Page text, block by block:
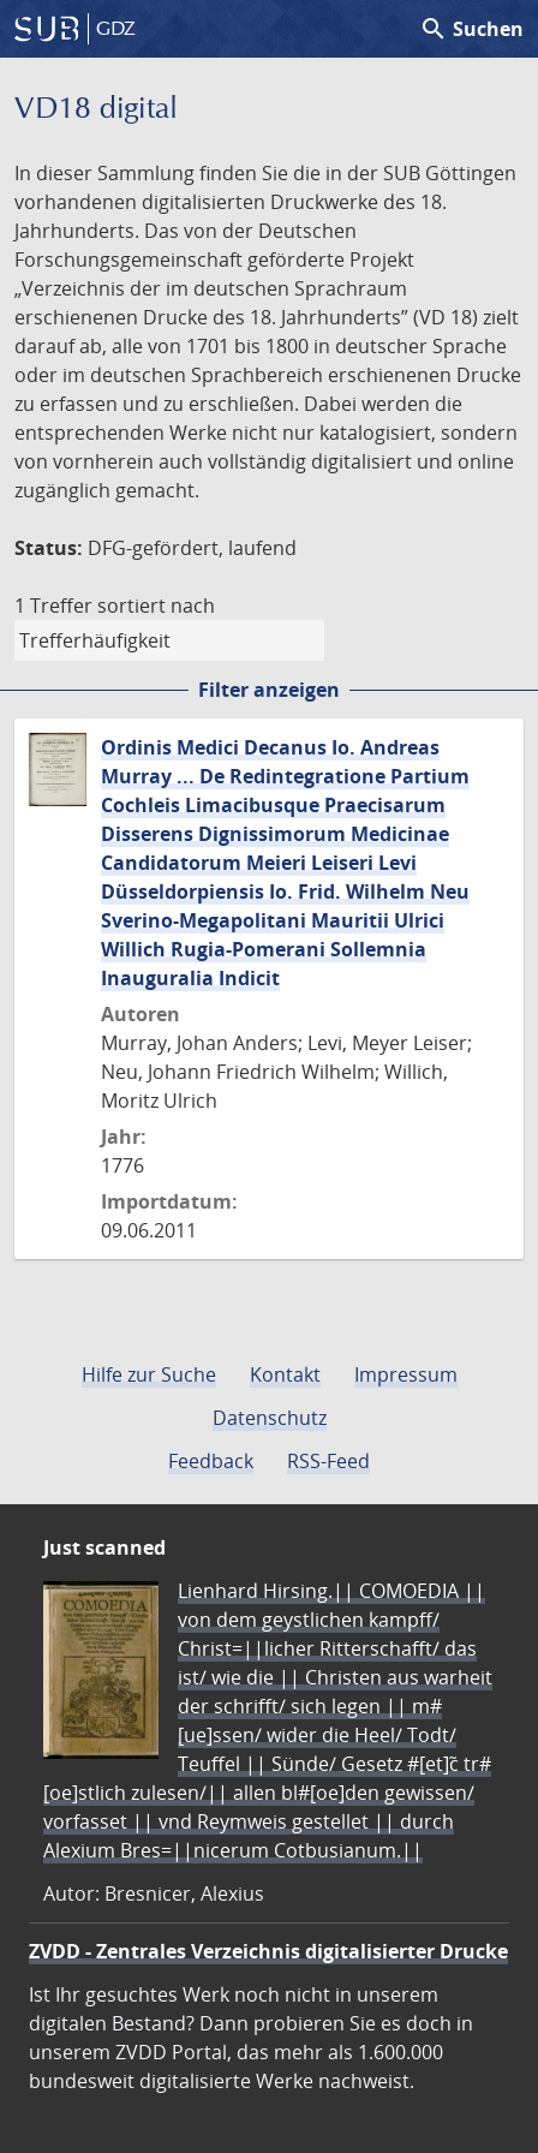
GDZ search Suchen
VD18 digital
In dieser Sammlung finden Sie die in der SUB Göttingen
vorhandenen digitalisierten Druckwerke des 18.
Jahrhunderts. Das von der Deutschen
Forschungsgemeinschaft geförderte Projekt
„Verzeichnis der im deutschen Sprachraum
erschienenen Drucke des 18. Jahrhunderts” (VD 18) zielt
darauf ab, alle von 1701 bis 1800 in deutscher Sprache
oder im deutschen Sprachbereich erschienenen Drucke
zu erfassen und zu erschließen. Dabei werden die
entsprechenden Werke nicht nur katalogisiert, sondern
von vornherein auch vollständig digitalisiert und online
zugänglich gemacht.
Status: DFG-gefördert, laufend
1 Treffer sortiert nach
Filter anzeigen
Ordinis Medici Decanus Io. Andreas
Murray ... De Redintegratione Partium
Cochleis Limacibusque Praecisarum
Disserens Dignissimorum Medicinae
Candidatorum Meieri Leiseri Levi
Düsseldorpiensis Io. Frid. Wilhelm Neu
Sverino-Megapolitani Mauritii Ulrici
Willich Rugia-Pomerani Sollemnia
Inauguralia Indicit
Autoren
Murray, Johan Anders; Levi, Meyer Leiser;
Neu, Johann Friedrich Wilhelm; Willich,
Moritz Ulrich
Jahr:
1776
Importdatum:
09.06.2011
Hilfe zur Suche Kontakt
Impressum
Datenschutz
Feedback
RSS-Feed
Just scanned
Lienhard Hirsing.|| COMOEDIA ||
von dem geystlichen kampff/
Christ=||licher Ritterschafft/ das
ist/ wie die || Christen aus warheit
der schrifft/ sich legen || m#
[ue]ssen/ wider die Heel/ Todt/
Teuffel || Sünde/ Gesetz #[et]c̃ tr#
[oe]stlich zulesen/|| allen bl#[oe]den gewissen/
vorfasset || vnd Reymweis gestellet || durch
Alexium Bres=||nicerum Cotbusianum.||
Autor: Bresnicer, Alexius
ZVDD - Zentrales Verzeichnis digitalisierter Drucke
Ist Ihr gesuchtes Werk noch nicht in unserem
digitalen Bestand? Dann probieren Sie es doch in
unserem ZVDD Portal, das mehr als 1.600.000
bundesweit digitalisierte Werke nachweist.